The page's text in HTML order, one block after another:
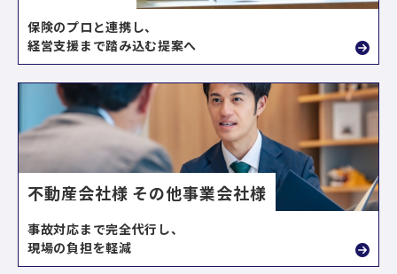
保険のプロと連携し、
経営支援まで踏み込む提案へ
不動産会社様 その他事業会社様
事故対応まで完全代行し、
現場の負担を軽減